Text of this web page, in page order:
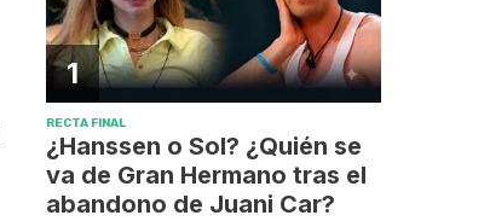
1
RECTA FINAL
¿Hanssen o Sol? ¿Quién se
va de Gran Hermano tras el
abandono de Juani Car?